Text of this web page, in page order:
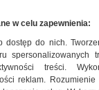
w celu zapewnienia:
dostęp do nich.
spersonalizowanych
treści.
reklam.